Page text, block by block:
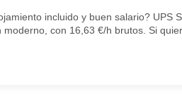
incluido y buen salario? UPS
con 16,63 €/h brutos. Si